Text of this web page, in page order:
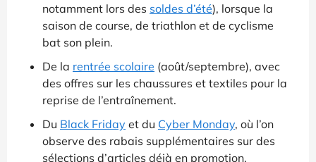
notamment lors des soldes d’été), lorsque la
saison de course, de triathlon et de cyclisme
bat son plein.
De la rentrée scolaire (août/septembre), avec
des offres sur les chaussures et textiles pour la
reprise de l’entraînement.
Du Black Friday et du Cyber Monday, où l’on
observe des rabais supplémentaires sur des
sélections d’articles déjà en promotion.